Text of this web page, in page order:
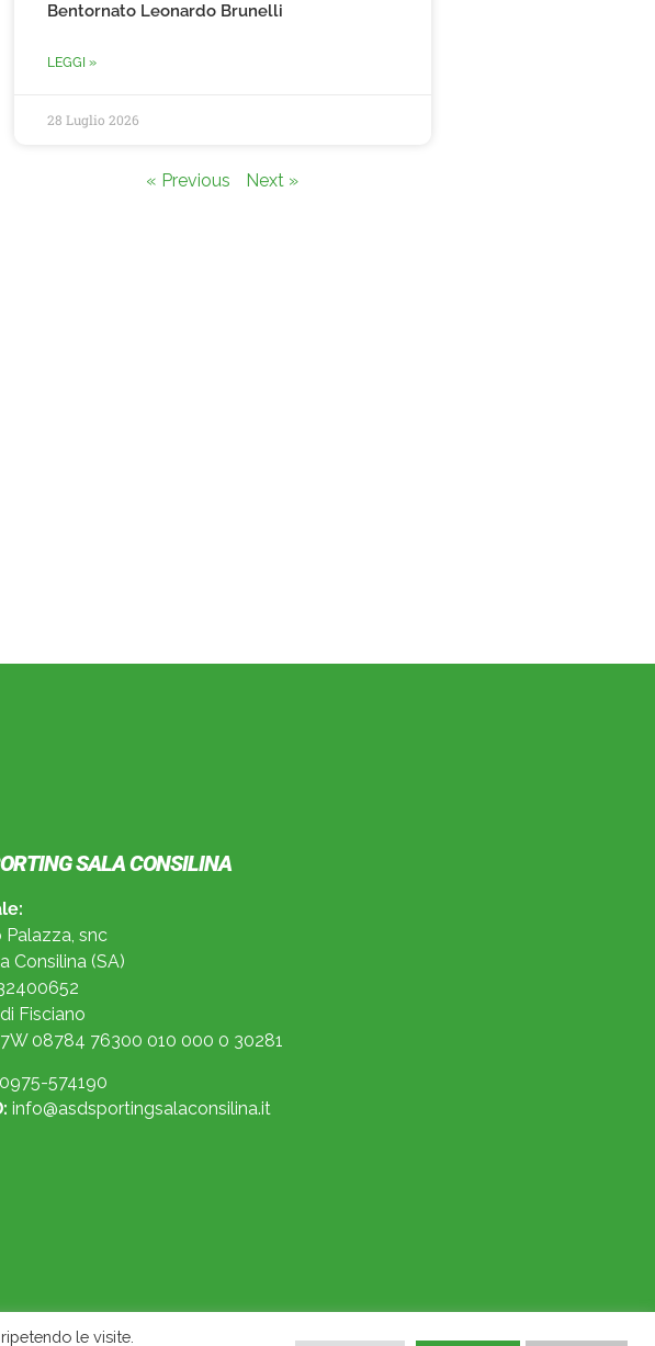
Bentornato Leonardo Brunelli
LEGGI »
28 Luglio 2026
« Previous Next »
SALA CONSILINA
Palazza, snc
Consilina (SA)
Fisciano
08784 76300 010 000 0 30281
0975-574190
info@asdsportingsalaconsilina.it
le visite.